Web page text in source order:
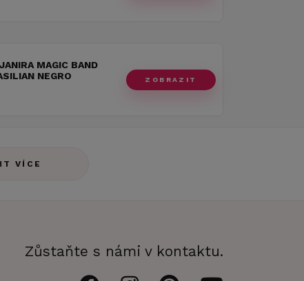
MAGIC BAND
NEGRO
ZOBRAZIT
VÍCE
Zůstaňte s námi v kontaktu.